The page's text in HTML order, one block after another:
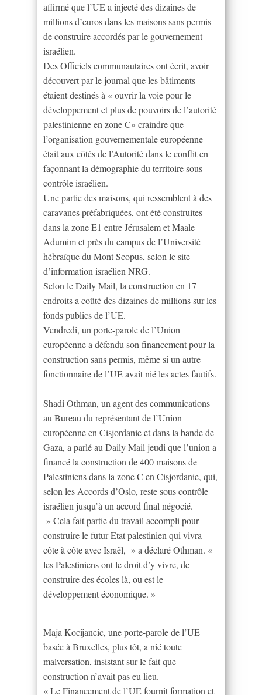
affirmé que l’UE a injecté des dizaines de
millions d’euros dans les maisons sans permis
de construire accordés par le gouvernement
israélien.
Des Officiels communautaires ont écrit, avoir
découvert par le journal que les bâtiments
étaient destinés à « ouvrir la voie pour le
développement et plus de pouvoirs de l’autorité
palestinienne en zone C» craindre que
l’organisation gouvernementale européenne
était aux côtés de l’Autorité dans le conflit en
façonnant la démographie du territoire sous
contrôle israélien.
Une partie des maisons, qui ressemblent à des
caravanes préfabriquées, ont été construites
dans la zone E1 entre Jérusalem et Maale
Adumim et près du campus de l’Université
hébraïque du Mont Scopus, selon le site
d’information israélien NRG.
Selon le Daily Mail, la construction en 17
endroits a coûté des dizaines de millions sur les
fonds publics de l’UE.
Vendredi, un porte-parole de l’Union
européenne a défendu son financement pour la
construction sans permis, même si un autre
fonctionnaire de l’UE avait nié les actes fautifs.
Shadi Othman, un agent des communications
au Bureau du représentant de l’Union
européenne en Cisjordanie et dans la bande de
Gaza, a parlé au Daily Mail jeudi que l’union a
financé la construction de 400 maisons de
Palestiniens dans la zone C en Cisjordanie, qui,
selon les Accords d’Oslo, reste sous contrôle
israélien jusqu’à un accord final négocié.
» Cela fait partie du travail accompli pour
construire le futur Etat palestinien qui vivra
côte à côte avec Israël, » a déclaré Othman. «
les Palestiniens ont le droit d’y vivre, de
construire des écoles là, ou est le
développement économique. »
Maja Kocijancic, une porte-parole de l’UE
basée à Bruxelles, plus tôt, a nié toute
malversation, insistant sur le fait que
construction n’avait pas eu lieu.
« Le Financement de l’UE fournit formation et